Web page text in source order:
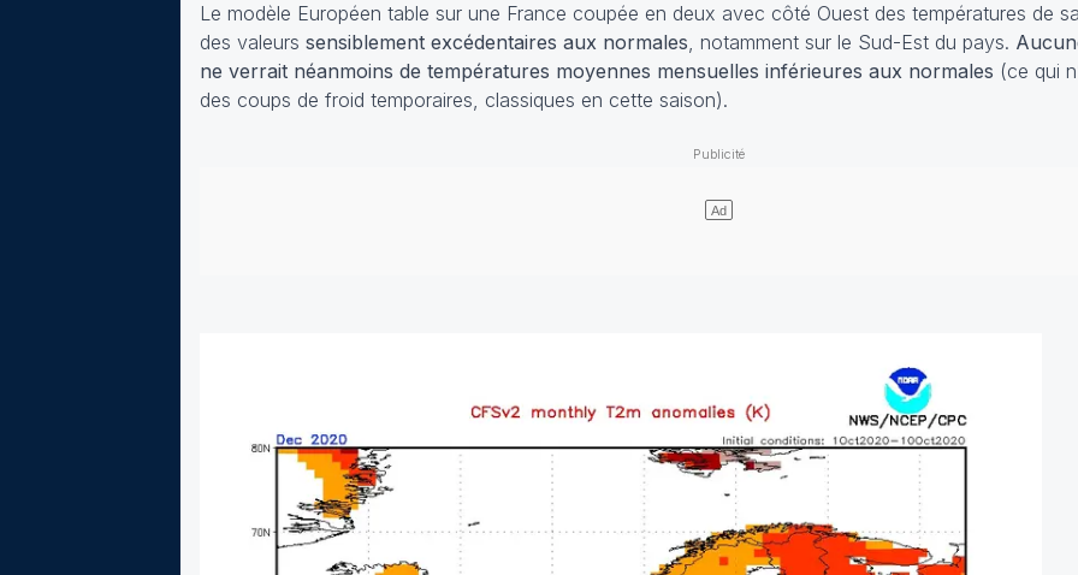
Le modèle Européen table sur une France coupée en deux avec côté Ouest des températures de
des valeurs sensiblement excédentaires aux normales, notamment sur le Sud-Est du pays.
ne verrait néanmoins de températures moyennes mensuelles inférieures aux normales (ce qui
des coups de froid temporaires, classiques en cette saison).